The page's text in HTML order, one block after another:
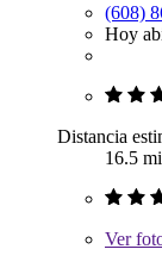
(608)
Hoy
Distancia
16.5
Ver